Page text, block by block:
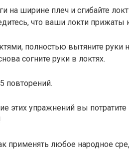
на ширине плеч и сгибайте
что ваши локти прижаты
полностью вытяните руки
согните руки в локтях.
повторений.
этих упражнений вы потратите
применять любое народное